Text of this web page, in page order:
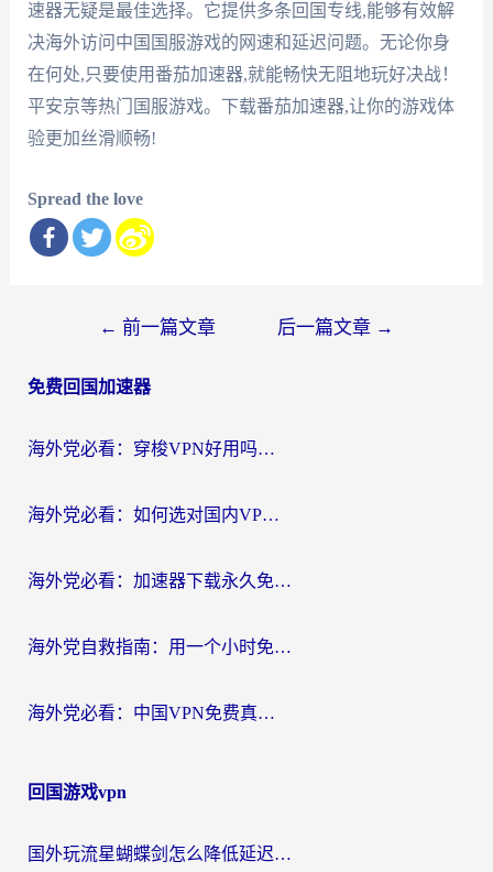
速器无疑是最佳选择。它提供多条回国专线,能够有效解
决海外访问中国国服游戏的网速和延迟问题。无论你身
在何处,只要使用番茄加速器,就能畅快无阻地玩好决战！
平安京等热门国服游戏。下载番茄加速器,让你的游戏体
验更加丝滑顺畅!
Spread the love
导
← 前一篇文章 后一篇文章 →
免费回国加速器
海外党必看：穿梭VPN好用吗？和云帆VPN对比哪个回国效果更好？附真实测评+避坑指南
海外党必看：如何选对国内VPN，实现无缝访问国内资源？
海外党必看：加速器下载永久免费版真的存在吗？教你无缝访问国内资源的正确姿势
海外党自救指南：用一个小时免费加速器，轻松打破国内资源访问壁垒？
海外党必看：中国VPN免费真的靠谱吗？手把手教你选对回国加速器
回国游戏vpn
国外玩流星蝴蝶剑怎么降低延迟？海外党必看的加速秘籍（含欧洲鸣潮&彩虹岛优化攻略）